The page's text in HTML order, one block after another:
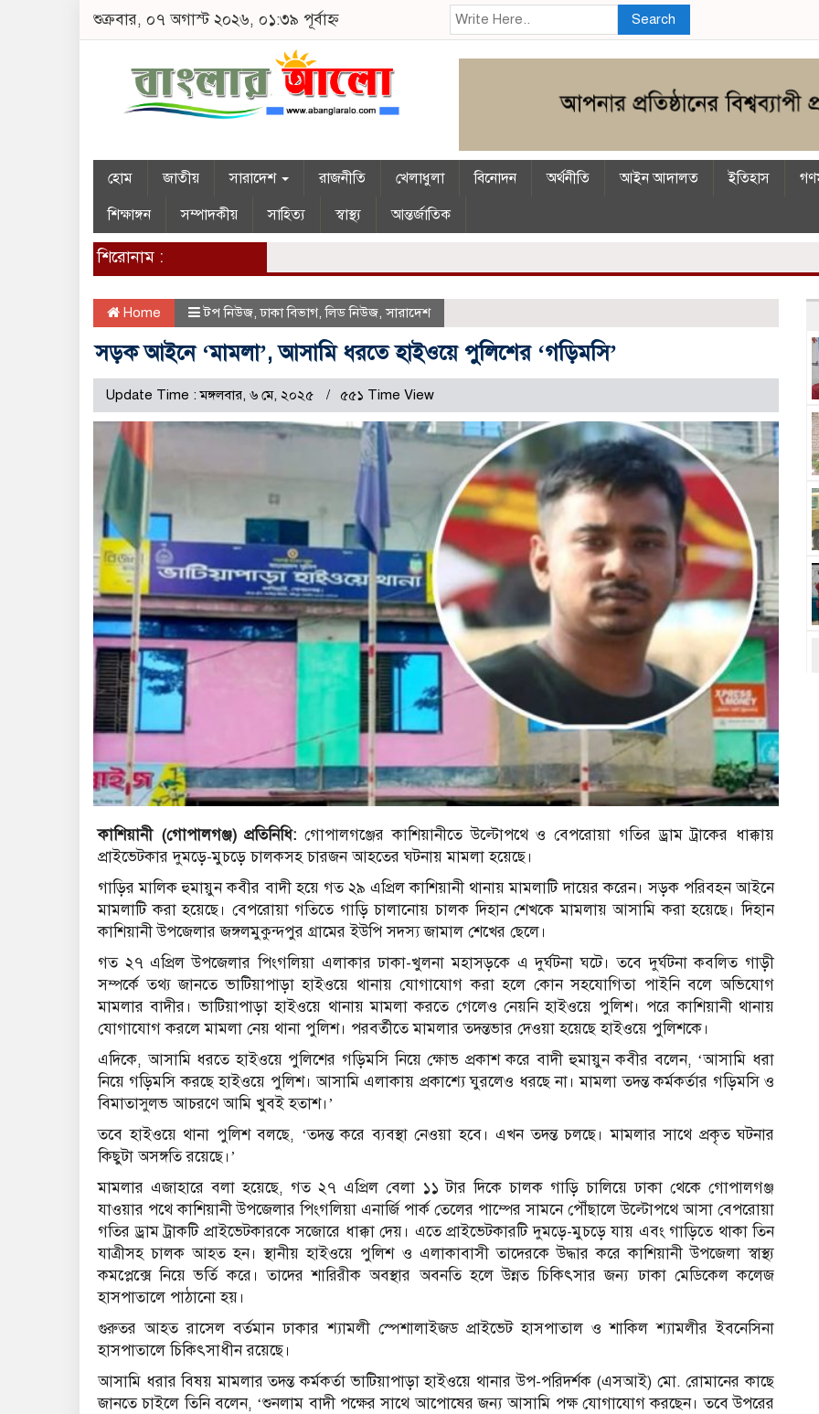
শুক্রবার, ০৭ অগাস্ট ২০২৬, ০১:৩৯ পূর্বাহ্ন Search
হোম জাতীয় সারাদেশ রাজনীতি খেলাধুলা বিনোদন অর্থনীতি আইন আদালত ইতিহাস
শিক্ষাঙ্গন
সম্পাদকীয় সাহিত্য স্বাস্থ্য আন্তর্জাতিক
শিরোনাম :
Home টপ নিউজ,ঢাকা বিভাগ,লিড নিউজ,সারাদেশ
সড়ক আইনে ‘মামলা’, আসামি ধরতে হাইওয়ে পুলিশের ‘গড়িমসি’
Update Time : মঙ্গলবার, ৬ মে, ২০২৫ ৫৫১ Time View
কাশিয়ানী (গোপালগঞ্জ) প্রতিনিধি:গোপালগঞ্জের কাশিয়ানীতে উল্টোপথে ও বেপরোয়া গতির ড্রাম ট্রাকের ধাক্কায়
প্রাইভেটকার দুমড়ে-মুচড়ে চালকসহ চারজন আহতের ঘটনায় মামলা হয়েছে।
গাড়ির মালিক হুমায়ুন কবীর বাদী হয়ে গত ২৯ এপ্রিল কাশিয়ানী থানায় মামলাটি দায়ের করেন। সড়ক পরিবহন আইনে
মামলাটি করা হয়েছে। বেপরোয়া গতিতে গাড়ি চালানোয় চালক দিহান শেখকে মামলায় আসামি করা হয়েছে। দিহান
কাশিয়ানী উপজেলার জঙ্গলমুকুন্দপুর গ্রামের ইউপি সদস্য জামাল শেখের ছেলে।
গত ২৭ এপ্রিল উপজেলার পিংগলিয়া এলাকার ঢাকা-খুলনা মহাসড়কে এ দুর্ঘটনা ঘটে। তবে দুর্ঘটনা কবলিত গাড়ী
সম্পর্কে তথ্য জানতে ভাটিয়াপাড়া হাইওয়ে থানায় যোগাযোগ করা হলে কোন সহযোগিতা পাইনি বলে অভিযোগ
মামলার বাদীর। ভাটিয়াপাড়া হাইওয়ে থানায় মামলা করতে গেলেও নেয়নি হাইওয়ে পুলিশ। পরে কাশিয়ানী থানায়
যোগাযোগ করলে মামলা নেয় থানা পুলিশ। পরবর্তীতে মামলার তদন্তভার দেওয়া হয়েছে হাইওয়ে পুলিশকে।
এদিকে, আসামি ধরতে হাইওয়ে পুলিশের গড়িমসি নিয়ে ক্ষোভ প্রকাশ করে বাদী হুমায়ুন কবীর বলেন, ‘আসামি ধরা
নিয়ে গড়িমসি করছে হাইওয়ে পুলিশ। আসামি এলাকায় প্রকাশ্যে ঘুরলেও ধরছে না। মামলা তদন্ত কর্মকর্তার গড়িমসি ও
বিমাতাসুলভ আচরণে আমি খুবই হতাশ।’
তবে হাইওয়ে থানা পুলিশ বলছে, ‘তদন্ত করে ব্যবস্থা নেওয়া হবে। এখন তদন্ত চলছে। মামলার সাথে প্রকৃত ঘটনার
কিছুটা অসঙ্গতি রয়েছে।’
মামলার এজাহারে বলা হয়েছে, গত ২৭ এপ্রিল বেলা ১১ টার দিকে চালক গাড়ি চালিয়ে ঢাকা থেকে গোপালগঞ্জ
যাওয়ার পথে কাশিয়ানী উপজেলার পিংগলিয়া এনার্জি পার্ক তেলের পাম্পের সামনে পৌঁছালে উল্টোপথে আসা বেপরোয়া
গতির ড্রাম ট্রাকটি প্রাইভেটকারকে সজোরে ধাক্কা দেয়। এতে প্রাইভেটকারটি দুমড়ে-মুচড়ে যায় এবং গাড়িতে থাকা তিন
যাত্রীসহ চালক আহত হন। স্থানীয় হাইওয়ে পুলিশ ও এলাকাবাসী তাদেরকে উদ্ধার করে কাশিয়ানী উপজেলা স্বাস্থ্য
কমপ্লেক্সে নিয়ে ভর্তি করে। তাদের শারিরীক অবস্থার অবনতি হলে উন্নত চিকিৎসার জন্য ঢাকা মেডিকেল কলেজ
হাসপাতালে পাঠানো হয়।
গুরুতর আহত রাসেল বর্তমান ঢাকার শ্যামলী স্পেশালাইজড প্রাইভেট হাসপাতাল ও শাকিল শ্যামলীর ইবনেসিনা
হাসপাতালে চিকিৎসাধীন রয়েছে।
আসামি ধরার বিষয় মামলার তদন্ত কর্মকর্তা ভাটিয়াপাড়া হাইওয়ে থানার উপ-পরিদর্শক (এসআই) মো. রোমানের কাছে
জানতে চাইলে তিনি বলেন, ‘শুনলাম বাদী পক্ষের সাথে আপোষের জন্য আসামি পক্ষ যোগাযোগ করছেন। তবে উপরের